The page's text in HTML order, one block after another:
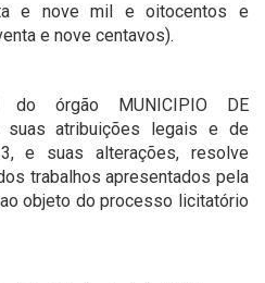
e nove mil e oitocentos e
e nove centavos).
do órgão MUNICIPIO DE
suas atribuições legais e de
e suas alterações, resolve
trabalhos apresentados pela
objeto do processo licitatório